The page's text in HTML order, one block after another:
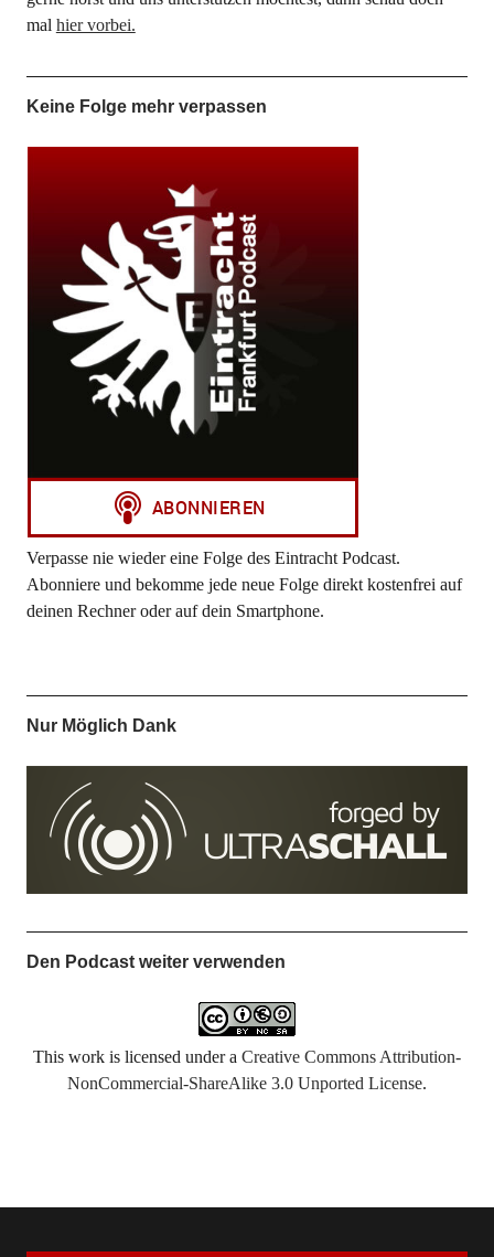
mal hier vorbei.
Keine Folge mehr verpassen
Verpasse nie wieder eine Folge des Eintracht Podcast.
Abonniere und bekomme jede neue Folge direkt kostenfrei auf
deinen Rechner oder auf dein Smartphone.
Nur Möglich Dank
Den Podcast weiter verwenden
This work is licensed under a Creative Commons Attribution-
NonCommercial-ShareAlike 3.0 Unported License.